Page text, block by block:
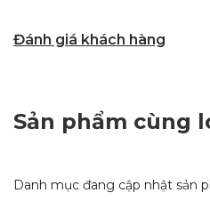
Đánh giá khách hàng
Sản phẩm cùng
Danh mục đang cập nhật sản